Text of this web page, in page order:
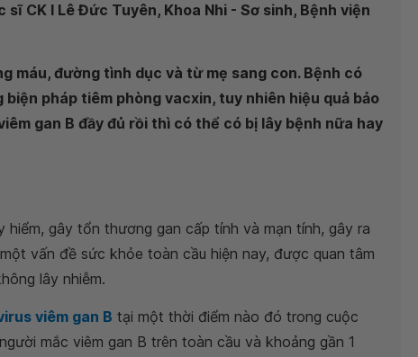
CK I Lê Đức Tuyên, Khoa Nhi - Sơ sinh, Bệnh viện
máu, đường tình dục và từ mẹ sang con. Bệnh có
pháp tiêm phòng vacxin, tuy nhiên hiệu quả bảo
gan B đầy đủ rồi thì có thể có bị lây bệnh nữa hay
hiểm, gây tổn thương gan cấp tính và mạn tính, gây ra
vấn đề sức khỏe toàn cầu hiện nay, được quan tâm
lây nhiễm.
viêm gan B tại một thời điểm nào đó trong cuộc
mắc viêm gan B trên toàn cầu và khoảng gần 1